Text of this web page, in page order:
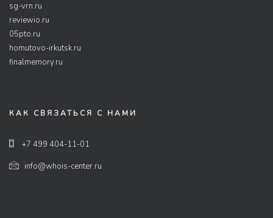
sg-vrn.ru
reviewio.ru
05pto.ru
homutovo-irkutsk.ru
finalmemory.ru
КАК СВЯЗАТЬСЯ С НАМИ
+7 499 404-11-01
info@whois-center.ru